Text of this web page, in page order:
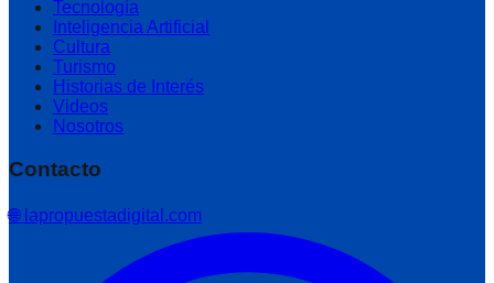
Tecnología
Inteligencia Artificial
Cultura
Turismo
Historias de Interés
Videos
Nosotros
Contacto
🌐 lapropuestadigital.com